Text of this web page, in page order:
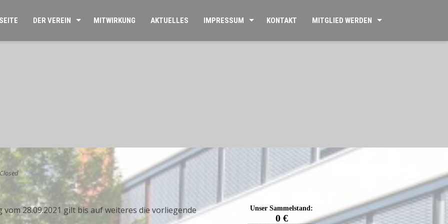
DER VEREIN MITWIRKUNG AKTUELLES IMPRESSUM KONTAKT MITGLIED WERDEN
28.09.2021 gilt bis auf weiteres die vorliegende